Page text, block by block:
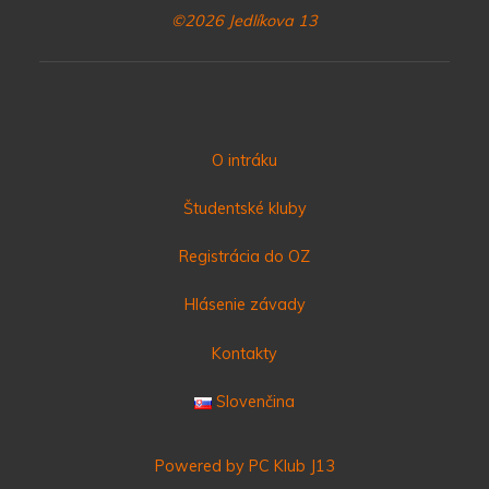
©2026 Jedlíkova 13
O intráku
Študentské kluby
Registrácia do OZ
Hlásenie závady
Kontakty
Slovenčina
Powered by PC Klub J13